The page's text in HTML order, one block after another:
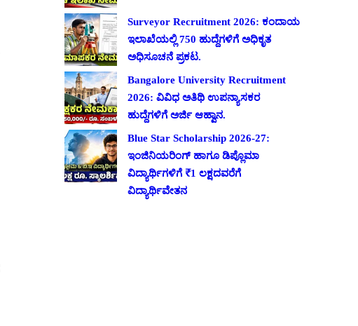
Surveyor Recruitment 2026: ಕಂದಾಯ
ಇಲಾಖೆಯಲ್ಲಿ 750 ಹುದ್ದೆಗಳಿಗೆ ಅಧಿಕೃತ
ಅಧಿಸೂಚನೆ ಪ್ರಕಟ.
Bangalore University Recruitment
2026: ವಿವಿಧ ಅತಿಥಿ ಉಪನ್ಯಾಸಕರ
ಹುದ್ದೆಗಳಿಗೆ ಅರ್ಜಿ ಆಹ್ವಾನ.
Blue Star Scholarship 2026-27:
ಇಂಜಿನಿಯರಿಂಗ್ ಹಾಗೂ ಡಿಪ್ಲೊಮಾ
ವಿದ್ಯಾರ್ಥಿಗಳಿಗೆ ₹1 ಲಕ್ಷದವರೆಗೆ
ವಿದ್ಯಾರ್ಥಿವೇತನ